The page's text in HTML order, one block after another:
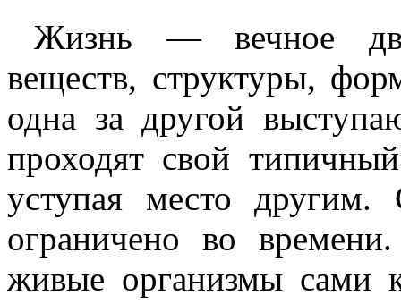
Жизнь — вечное
веществ, структуры,
одна за другой
проходят свой
уступая место другим.
ограничено во
живые организмы сами